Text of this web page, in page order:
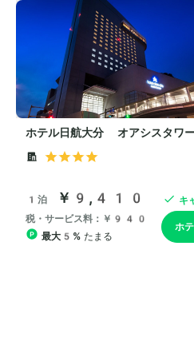
ホテル日航大分 オアシスタワ
1泊 ￥9,410
税・サービス料：￥940
最大5% たまる
キ
ホ